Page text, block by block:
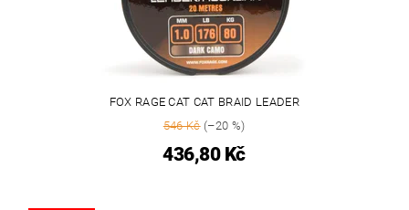
FOX RAGE CAT CAT BRAID LEADER
546 Kč(–20 %)
436,80 Kč